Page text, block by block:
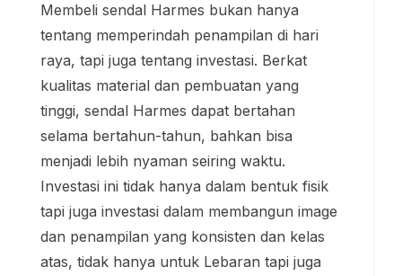
Membeli sendal Harmes bukan hanya
tentang memperindah penampilan di hari
raya, tapi juga tentang investasi. Berkat
kualitas material dan pembuatan yang
tinggi, sendal Harmes dapat bertahan
selama bertahun-tahun, bahkan bisa
menjadi lebih nyaman seiring waktu.
Investasi ini tidak hanya dalam bentuk fisik
tapi juga investasi dalam membangun image
dan penampilan yang konsisten dan kelas
atas, tidak hanya untuk Lebaran tapi juga